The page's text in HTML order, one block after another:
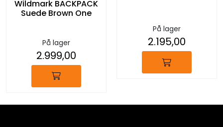
Wildmark BACKPACK
Suede Brown One
På lager
2.999,00
På lager
2.195,00